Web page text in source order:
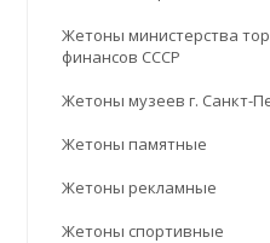
Жетоны министерства
финансов СССР
Жетоны музеев г. Санкт-
Жетоны памятные
Жетоны рекламные
Жетоны спортивные